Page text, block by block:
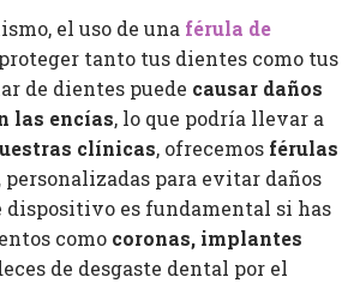
el uso de una férula de
tanto tus dientes como tus
de dientes puede causar daños
las encías, lo que podría llevar a
clínicas, ofrecemos férulas
personalizadas para evitar daños
dispositivo es fundamental si has
como coronas, implantes
de desgaste dental por el